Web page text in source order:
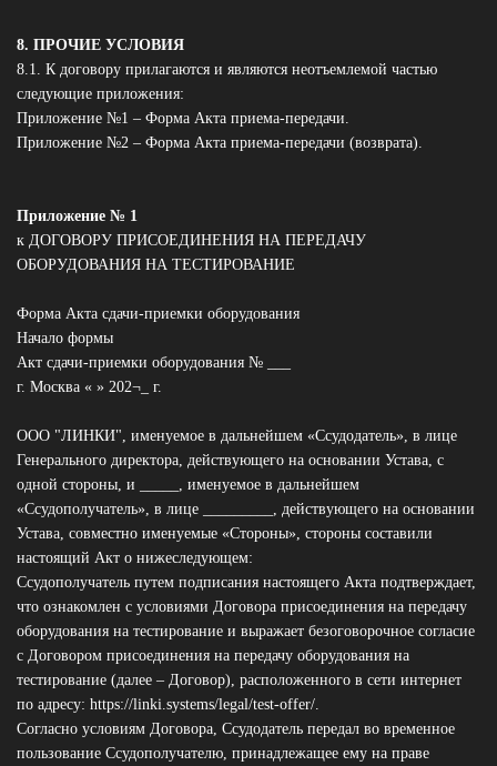
8. ПРОЧИЕ УСЛОВИЯ
8.1. К договору прилагаются и являются неотъемлемой частью
следующие приложения:
Приложение №1 – Форма Акта приема-передачи.
Приложение №2 – Форма Акта приема-передачи (возврата).
Приложение № 1
к ДОГОВОРУ ПРИСОЕДИНЕНИЯ НА ПЕРЕДАЧУ
ОБОРУДОВАНИЯ НА ТЕСТИРОВАНИЕ
Форма Акта сдачи-приемки оборудования
Начало формы
Акт сдачи-приемки оборудования № ___
г. Москва « » 202¬_ г.
ООО "ЛИНКИ", именуемое в дальнейшем «Ссудодатель», в лице
Генерального директора, действующего на основании Устава, с
одной стороны, и _____, именуемое в дальнейшем
«Ссудополучатель», в лице _________, действующего на основании
Устава, совместно именуемые «Стороны», стороны составили
настоящий Акт о нижеследующем:
Ссудополучатель путем подписания настоящего Акта подтверждает,
что ознакомлен с условиями Договора присоединения на передачу
оборудования на тестирование и выражает безоговорочное согласие
с Договором присоединения на передачу оборудования на
тестирование (далее – Договор), расположенного в сети интернет
по адресу: https://linki.systems/legal/test-offer/.
Согласно условиям Договора, Ссудодатель передал во временное
пользование Ссудополучателю, принадлежащее ему на праве